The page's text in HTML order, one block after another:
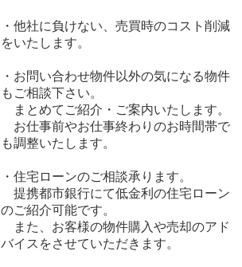
・他社に負けない、売買時のコスト削減
をいたします。
・お問い合わせ物件以外の気になる物件
もご相談下さい。
まとめてご紹介・ご案内いたします。
お仕事前やお仕事終わりのお時間帯で
も調整いたします。
・住宅ローンのご相談承ります。
提携都市銀行にて低金利の住宅ローン
のご紹介可能です。
また、お客様の物件購入や売却のアド
バイスをさせていただきます。